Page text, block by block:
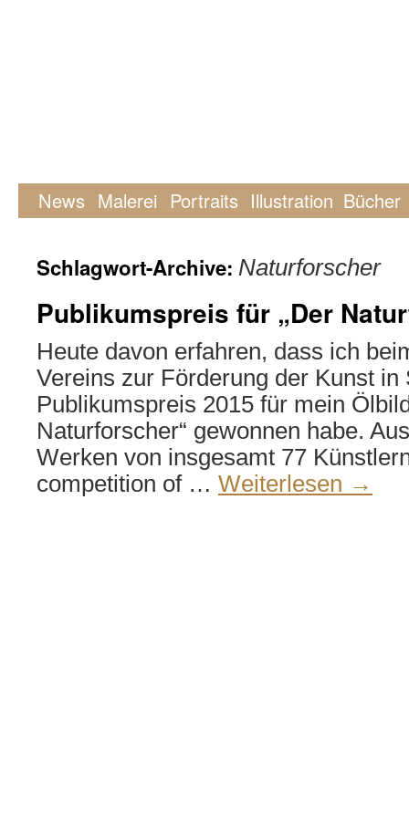
News Malerei Portraits Illustration Bücher
Schlagwort-Archive: Naturforscher
Publikumspreis für „Der
Heute davon erfahren, dass ich
Vereins zur Förderung der Kunst in
Publikumspreis 2015 für mein
Naturforscher“ gewonnen habe.
Werken von insgesamt 77
competition of … Weiterlesen →